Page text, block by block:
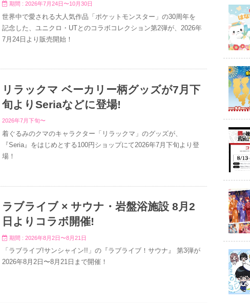
期間 : 2026年7月24日〜10月30日
世界中で愛される大人気作品「ポケットモンスター」の30周年を
記念した、ユニクロ・UTとのコラボコレクション第2弾が、2026年
7月24日より販売開始！
リラックマ ベーカリー柄グッズが7月下
旬よりSeriaなどに登場!
2026年7月下旬〜
着ぐるみのクマのキャラクター「リラックマ」のグッズが、
『Seria』をはじめとする100円ショップにて2026年7月下旬より登
場！
ラブライブ × サウナ・岩盤浴施設 8月2
日よりコラボ開催!
期間 : 2026年8月2日〜8月21日
「ラブライブ!サンシャイン!!」の『ラブライブ！サウナ』 第3弾が
2026年8月2日〜8月21日まで開催！